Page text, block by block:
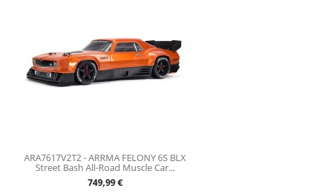
ARA7617V2T2 - ARRMA FELONY 6S BLX
Street Bash All-Road Muscle Car...
Prix
749,99 €